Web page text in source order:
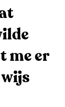
me er